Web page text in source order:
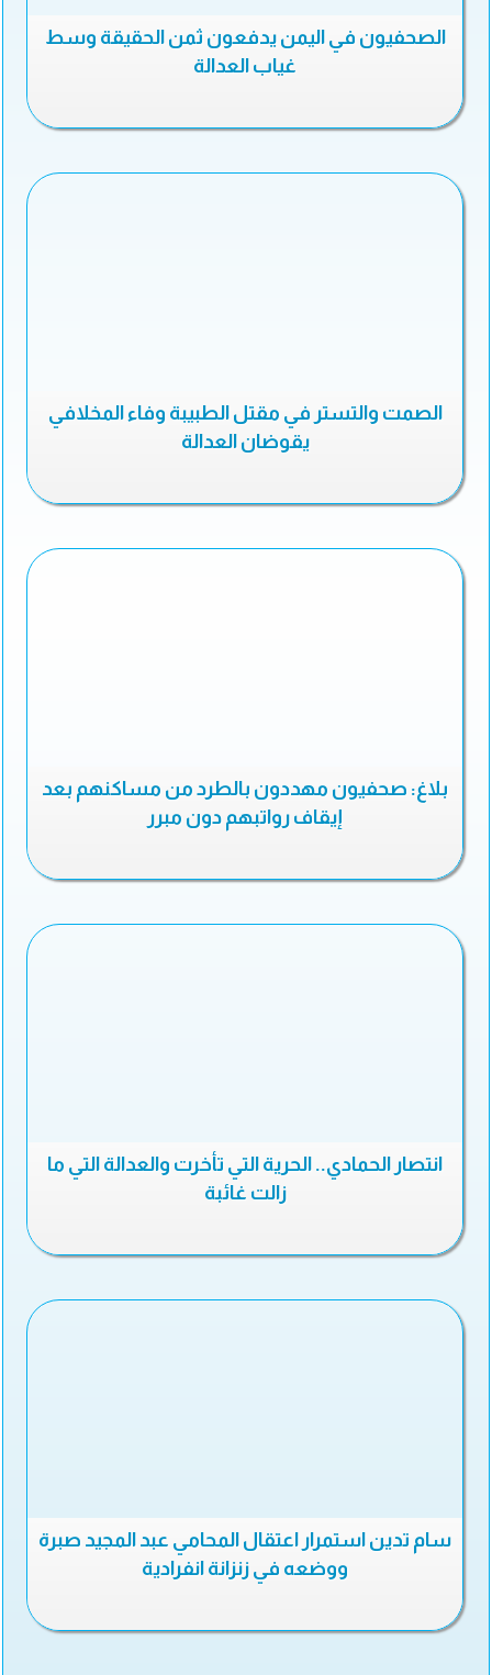
الصحفيون في اليمن يدفعون ثمن الحقيقة وسط
غياب العدالة
الصمت والتستر في مقتل الطبيبة وفاء المخلافي
يقوضان العدالة
بلاغ: صحفيون مهددون بالطرد من مساكنهم بعد
إيقاف رواتبهم دون مبرر
انتصار الحمادي.. الحرية التي تأخرت والعدالة التي ما
زالت غائبة
سام تدين استمرار اعتقال المحامي عبد المجيد صبرة
ووضعه في زنزانة انفرادية